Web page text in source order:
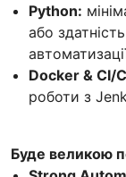
Python:
або
Docker & CI/
роботи з
Буде великою